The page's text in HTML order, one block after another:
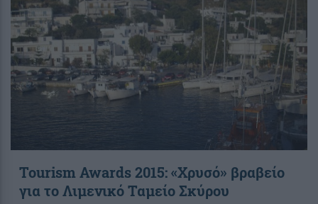
Tourism Awards 2015: «Χρυσό» βραβείο
για το Λιμενικό Ταμείο Σκύρου